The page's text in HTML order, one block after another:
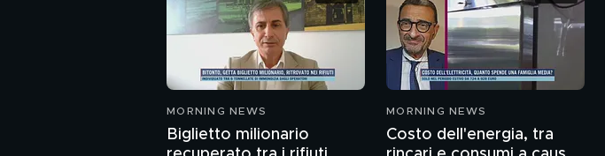
MORNING NEWS
Biglietto milionario
MORNING NEWS
Costo dell'energia, tra